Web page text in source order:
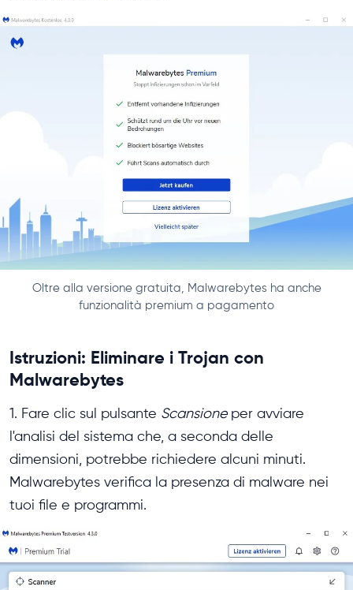
Oltre alla versione gratuita, Malwarebytes ha anche
funzionalità premium a pagamento
Istruzioni: Eliminare i Trojan con
Malwarebytes
1. Fare clic sul pulsante Scansione per avviare
l'analisi del sistema che, a seconda delle
dimensioni, potrebbe richiedere alcuni minuti.
Malwarebytes verifica la presenza di malware nei
tuoi file e programmi.